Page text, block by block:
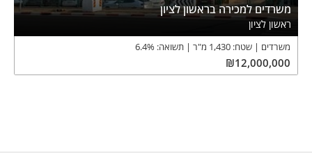
משרדים למכירה בראשון לציון
ראשון לציון
משרדים שטח: 1,430 מ"ר תשואה: 6.4%
₪12,000,000